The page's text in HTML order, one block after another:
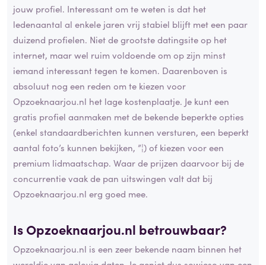
jouw profiel. Interessant om te weten is dat het
ledenaantal al enkele jaren vrij stabiel blijft met een paar
duizend profielen. Niet de grootste datingsite op het
internet, maar wel ruim voldoende om op zijn minst
iemand interessant tegen te komen. Daarenboven is
absoluut nog een reden om te kiezen voor
Opzoeknaarjou.nl het lage kostenplaatje. Je kunt een
gratis profiel aanmaken met de bekende beperkte opties
(enkel standaardberichten kunnen versturen, een beperkt
aantal foto’s kunnen bekijken, ”¦) of kiezen voor een
premium lidmaatschap. Waar de prijzen daarvoor bij de
concurrentie vaak de pan uitswingen valt dat bij
Opzoeknaarjou.nl erg goed mee.
Is Opzoeknaarjou.nl betrouwbaar?
Opzoeknaarjou.nl is een zeer bekende naam binnen het